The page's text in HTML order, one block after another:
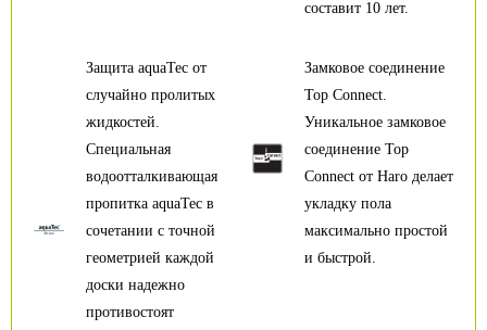
составит 10 лет.
Замковое соединение
Top Connect.
Уникальное замковое
соединение Top
Connect от Haro делает
укладку пола
максимально простой
и быстрой.
Защита aquaTec от
случайно пролитых
жидкостей.
Специальная
водоотталкивающая
пропитка aquaTec в
сочетании с точной
геометрией каждой
доски надежно
противостоят